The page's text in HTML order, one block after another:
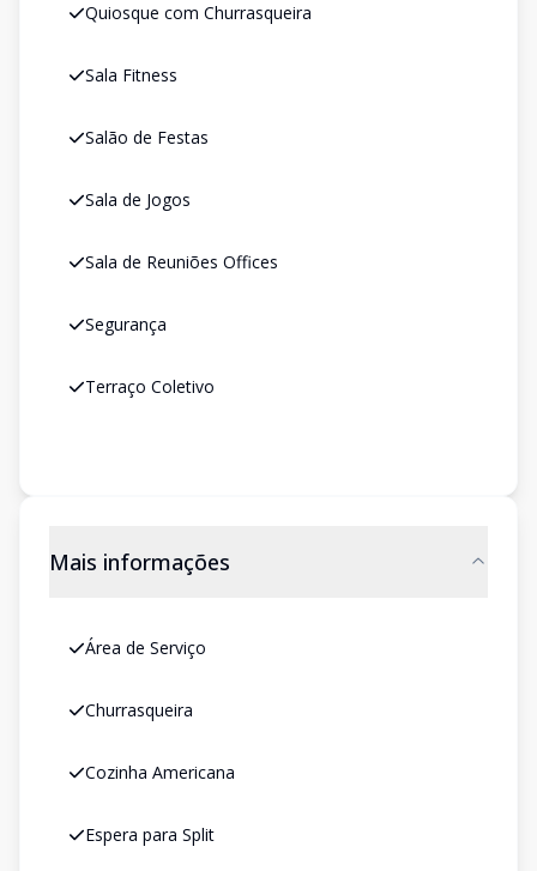
Quiosque com Churrasqueira
Sala Fitness
Salão de Festas
Sala de Jogos
Sala de Reuniões Offices
Segurança
Terraço Coletivo
Mais informações
Área de Serviço
Churrasqueira
Cozinha Americana
Espera para Split